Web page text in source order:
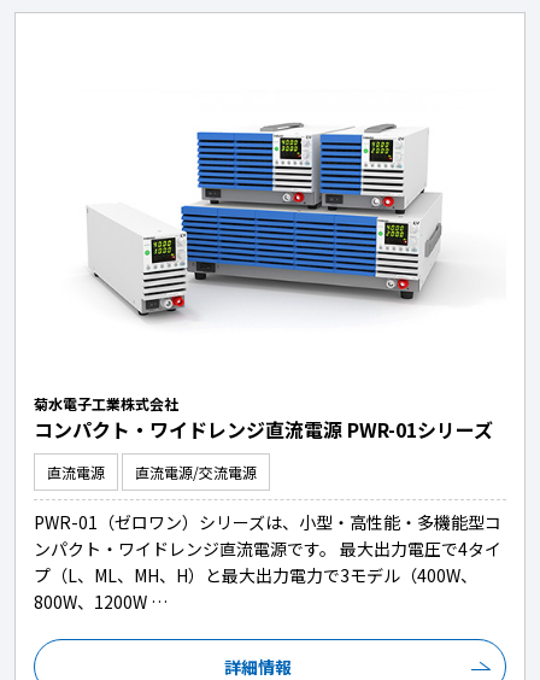
菊水電子工業株式会社
コンパクト・ワイドレンジ直流電源 PWR-01シリーズ
直流電源 直流電源/交流電源
PWR-01（ゼロワン）シリーズは、小型・高性能・多機能型コ
ンパクト・ワイドレンジ直流電源です。 最大出力電圧で4タイ
プ（L、ML、MH、H）と最大出力電力で3モデル（400W、
800W、1200W …
詳細情報